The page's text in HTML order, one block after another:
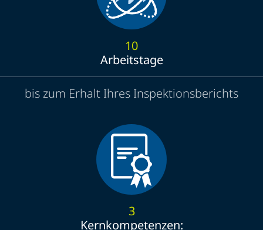
10
Arbeitstage
bis zum Erhalt Ihres Inspektionsberichts
3
Kernkompetenzen: